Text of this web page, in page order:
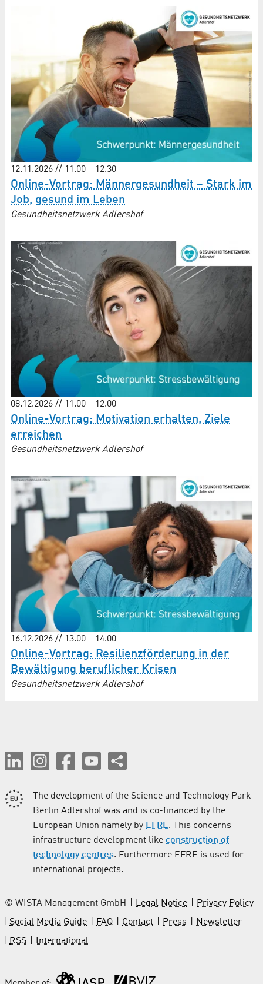
12.11.2026 // 11.00 – 12.30
Online-Vortrag: Männergesundheit – Stark im
Job, gesund im Leben
Gesundheitsnetzwerk Adlershof
08.12.2026 // 11.00 – 12.00
Online-Vortrag: Motivation erhalten, Ziele
erreichen
Gesundheitsnetzwerk Adlershof
16.12.2026 // 13.00 – 14.00
Online-Vortrag: Resilienzförderung in der
Bewältigung beruflicher Krisen
Gesundheitsnetzwerk Adlershof
The development of the Science and Technology Park
Berlin Adlershof was and is co-financed by the
European Union namely by EFRE. This concerns
infrastructure development like construction of
technology centres. Furthermore EFRE is used for
international projects.
© WISTA Management GmbH Legal Notice
Privacy Policy
Social Media Guide
FAQ Contact Press
Newsletter
RSS
International